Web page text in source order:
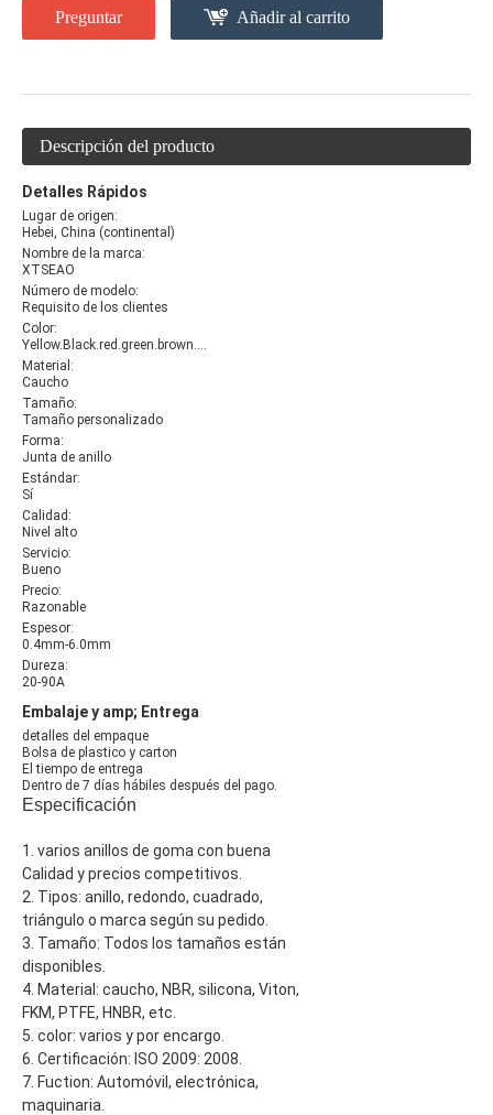
Preguntar Añadir al carrito
Descripción del producto
Detalles Rápidos
Lugar de origen:
Hebei, China (continental)
Nombre de la marca:
XTSEAO
Número de modelo:
Requisito de los clientes
Color:
Yellow.Black.red.green.brown.white
Material:
Caucho
Tamaño:
Tamaño personalizado
Forma:
Junta de anillo
Estándar:
Sí
Calidad:
Nivel alto
Servicio:
Bueno
Precio:
Razonable
Espesor:
0.4mm-6.0mm
Dureza:
20-90A
Embalaje y amp; Entrega
detalles del empaque
Bolsa de plastico y carton
El tiempo de entrega
Dentro de 7 días hábiles después del pago.
Especificación
1. varios anillos de goma con buena
Calidad y precios competitivos.
2. Tipos: anillo, redondo, cuadrado,
triángulo o marca según su pedido.
3. Tamaño: Todos los tamaños están
disponibles.
4. Material: caucho, NBR, silicona, Viton,
FKM, PTFE, HNBR, etc.
5. color: varios y por encargo.
6. Certificación: ISO 2009: 2008.
7. Fuction: Automóvil, electrónica,
maquinaria.